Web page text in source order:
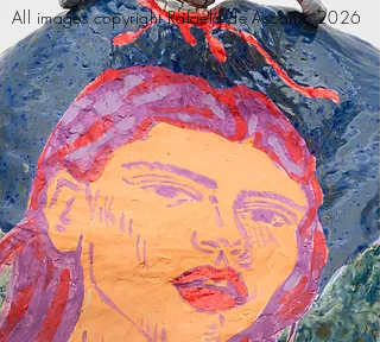
All images copyright Rafaela de Ascanio 2026